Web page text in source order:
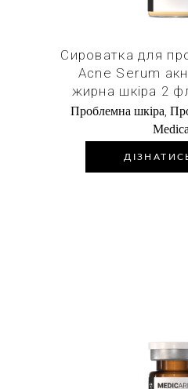
Сироватка для
Acne Serum
жирна шкіра 2
Проблемна шкіра,
Купити в